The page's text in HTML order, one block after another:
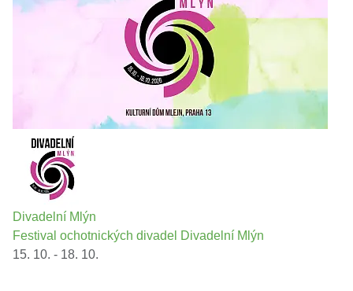
Divadelní Mlýn
Festival ochotnických divadel Divadelní Mlýn
15. 10. - 18. 10.